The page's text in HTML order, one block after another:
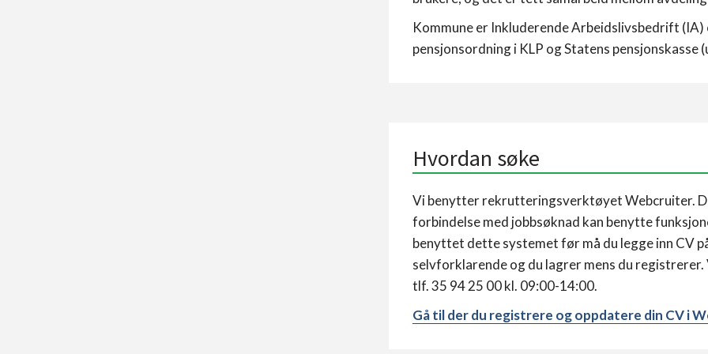
Kommune er Inkluderende Arbeidslivsbedrift (IA)
pensjonsordning i KLP og Statens
Hvordan søke
Vi benytter rekrutteringsverktøyet Webcruiter.
forbindelse med jobbsøknad kan benytte
benyttet dette systemet før må du legge inn CV
selvforklarende og du lagrer mens du
tlf. 35 94 25 00 kl. 09:00-14:00.
Gå til der du registrere og oppdatere din CV i